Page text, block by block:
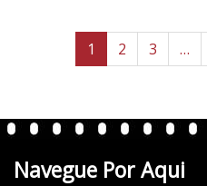
1 2 3 …
Navegue Por Aqui